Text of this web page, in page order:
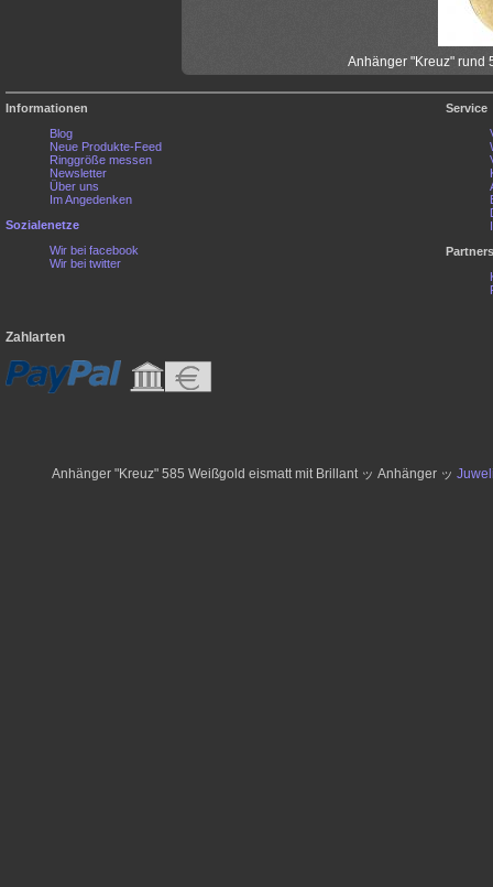
Anhänger "Kreuz" rund
Informationen
Blog
Neue Produkte-Feed
Ringgröße messen
Newsletter
Über uns
Im Angedenken
Sozialenetze
Wir bei facebook
Wir bei twitter
Service
Zahlarten
Anhänger "Kreuz" 585 Weißgold eismatt mit Brillant ッ Anhänger ッ